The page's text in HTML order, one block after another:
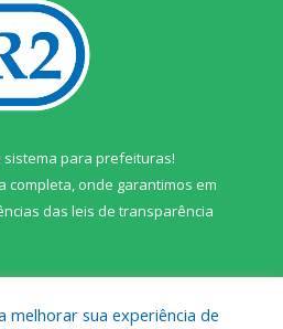
sistema para prefeituras!
completa, onde garantimos em
das leis de transparência
melhorar sua experiência de